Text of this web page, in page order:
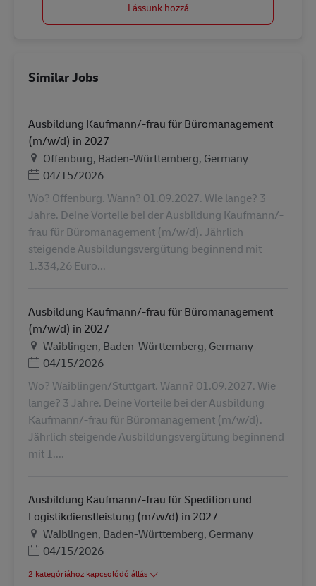
Lássunk hozzá
Similar Jobs
Ausbildung Kaufmann/-frau für Büromanagement
(m/w/d) in 2027
Helyszín
Offenburg, Baden-Württemberg, Germany
Posted Date
04/15/2026
Wo? Offenburg. Wann? 01.09.2027. Wie lange? 3
Jahre. Deine Vorteile bei der Ausbildung Kaufmann/-
frau für Büromanagement (m/w/d). Jährlich
steigende Ausbildungsvergütung beginnend mit
1.334,26 Euro...
Ausbildung Kaufmann/-frau für Büromanagement
(m/w/d) in 2027
Helyszín
Waiblingen, Baden-Württemberg, Germany
Posted Date
04/15/2026
Wo? Waiblingen/Stuttgart. Wann? 01.09.2027. Wie
lange? 3 Jahre. Deine Vorteile bei der Ausbildung
Kaufmann/-frau für Büromanagement (m/w/d).
Jährlich steigende Ausbildungsvergütung beginnend
mit 1....
Ausbildung Kaufmann/-frau für Spedition und
Logistikdienstleistung (m/w/d) in 2027
Helyszín
Waiblingen, Baden-Württemberg, Germany
Posted Date
04/15/2026
2 kategóriához kapcsolódó állás